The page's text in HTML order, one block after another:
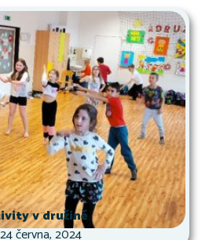
v družině
24 června, 2024